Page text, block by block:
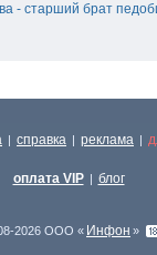
- старший брат
| справка | реклама |
оплата VIP | блог
2026 ООО « Инфон »